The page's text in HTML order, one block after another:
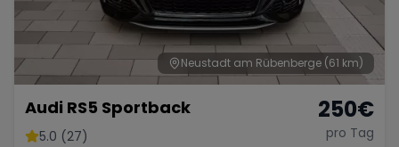
Neustadt am Rübenberge (61 km)
Audi RS5 Sportback
5.0 (27)
250€
pro Tag